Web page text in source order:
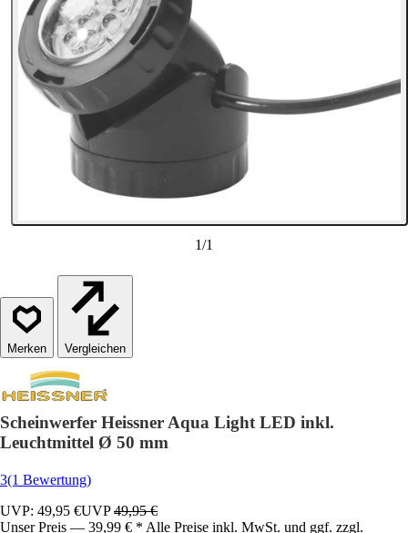
1/1
Vergleichen
Scheinwerfer Heissner Aqua Light LED inkl.
Leuchtmittel Ø 50 mm
3(1 Bewertung)
UVP: 49,95 €UVP49,95 €
Unser Preis — 39,99 € * Alle Preise inkl. MwSt. und ggf. zzgl.